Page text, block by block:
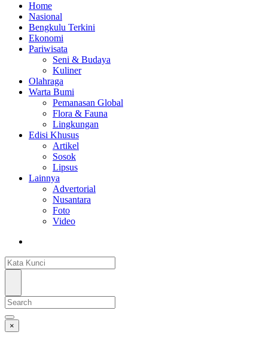
Home
Nasional
Bengkulu Terkini
Ekonomi
Pariwisata
Seni & Budaya
Kuliner
Olahraga
Warta Bumi
Pemanasan Global
Flora & Fauna
Lingkungan
Edisi Khusus
Artikel
Sosok
Lipsus
Lainnya
Advertorial
Nusantara
Foto
Video
×